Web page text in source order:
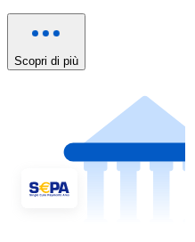
Scopri di più